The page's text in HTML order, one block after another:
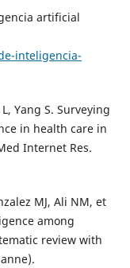
artificial
inteligencia-
Yang S. Surveying
in health care in
Internet Res.
MJ, Ali NM, et
among
review with